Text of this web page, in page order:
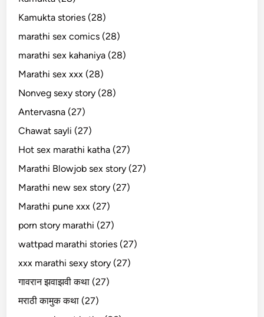
Kamukta stories (28)
marathi sex comics (28)
marathi sex kahaniya (28)
Marathi sex xxx (28)
Nonveg sexy story (28)
Antervasna (27)
Chawat sayli (27)
Hot sex marathi katha (27)
Marathi Blowjob sex story (27)
Marathi new sex story (27)
Marathi pune xxx (27)
porn story marathi (27)
wattpad marathi stories (27)
xxx marathi sexy story (27)
गावरान झवाझवी कथा (27)
मराठी कामुक कथा (27)